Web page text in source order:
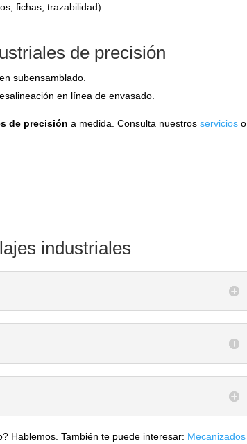
fichas, trazabilidad).
de precisión
subensamblado.
en línea de envasado.
de precisión a medida. Consulta nuestrosservicios o
industriales
Hablemos. También te puede interesar: Mecanizados